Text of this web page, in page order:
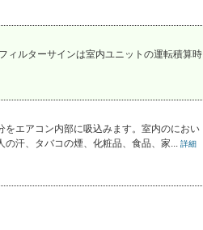
ィルターサインは室内ユニットの運転積算時
をエアコン内部に吸込みます。室内のにおい
汗、タバコの煙、化粧品、食品、家... 詳細